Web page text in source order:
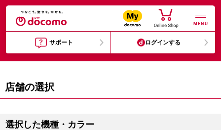
MENU
サポート ログインする
店舗の選択
選択した機種・カラー